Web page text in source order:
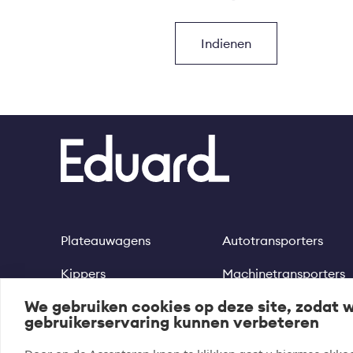
We gebruiken cookies op deze site, zodat
gebruikerservaring kunnen verbeteren
Footer
Plateauwagens
Kippers
Multitransporters
Autotransporters
Machinetransporters
Motortrailer